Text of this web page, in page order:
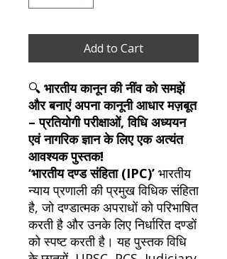
Add to Cart
🔍 भारतीय कानून की नींव को समझें
और बनाएं अपना कानूनी आधार मज़बूत
– प्रतियोगी परीक्षाओं, विधि अध्ययन
एवं नागरिक ज्ञान के लिए एक अत्यंत
आवश्यक पुस्तक!
‘भारतीय दण्ड संहिता (IPC)’ भारतीय
न्याय प्रणाली की प्रमुख विधिक संहिता
है, जो दण्डात्मक अपराधों को परिभाषित
करती है और उनके लिए निर्धारित दण्डों
को स्पष्ट करती है। यह पुस्तक विधि